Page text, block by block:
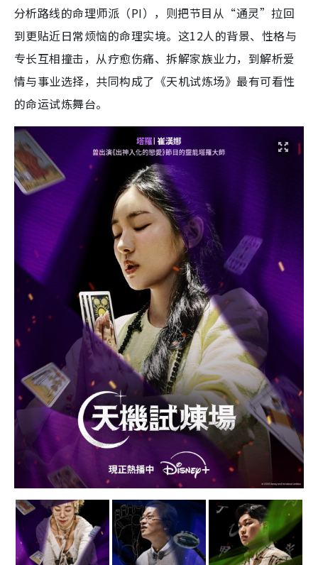
分析路线的命理师派（PI），则把节目从“通灵”拉回
到更贴近日常烦恼的命理实境。这12人的背景、性格与
专长互相撞击，从疗愈伤痛、拆解家族业力，到解析爱
情与事业选择，共同构成了《天机试炼场》最有可看性
的命运试炼舞台。